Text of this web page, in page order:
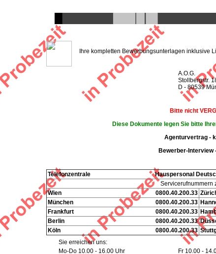
Ihre kompletten Bewerbungsunterlagen inklusive
A.O.G.
Stollbergstr.
D - 80539
Bitte nicht
Diese Dokumente legen Sie bitte
Agenturvertrag -
Bewerber-Interview
Telefonzentrale Hauspersonal
Servicerufnummern
Wien
0800.40.200.33
München
0800.40.200.33
Frankfurt
0800.40.200.33
Berlin
0800.40.200.33
Köln
0800.40.200.33
Sie erreichen uns:
Mo-Do 10.00 - 16.00 Uhr
Fr 10.00 -